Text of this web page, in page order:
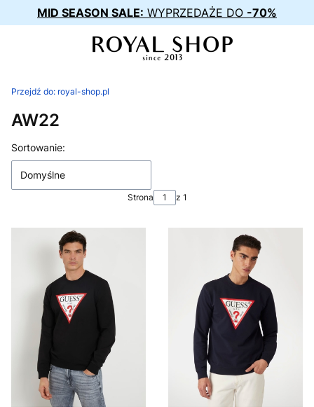
MID SEASON SALE: WYPRZEDAŻE DO -70%
Przejdź do: royal-shop.pl
AW22
Lista produktów
Sortowanie:
Domyślne
Strona z 1